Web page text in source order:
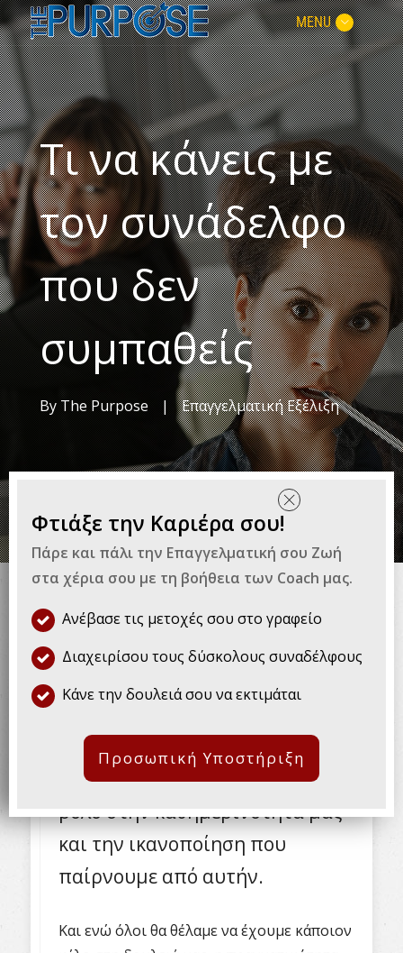
MENU
Τι να κάνεις με
τον συνάδελφο
που δεν
συμπαθείς
By The Purpose | Επαγγελματική Εξέλιξη
Τι μπορείς να κάνεις όταν δεν τα
πηγαίνεις καλά με κάποιον
συνάδελφό σου; Μπορείς να
αγνοήσεις το θέμα; Η αλήθεια
είναι ότι οι συνάδελφοί μας και
περιβάλλον στο οποίο
κινούμαστε παίζουν πολύ μεγάλο
ρόλο στην καθημερινότητά μας
και την ικανοποίηση που
παίρνουμε από αυτήν.
Και ενώ όλοι θα θέλαμε να έχουμε κάποιον
Φτιάξε την Καριέρα σου!
Πάρε και πάλι την Επαγγελματική σου Ζωή
στα χέρια σου με τη βοήθεια των Coach μας.
Ανέβασε τις μετοχές σου στο γραφείο
Διαχειρίσου τους δύσκολους συναδέλφους
Κάνε την δουλειά σου να εκτιμάται
Προσωπική Υποστήριξη